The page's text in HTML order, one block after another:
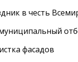
в честь
фасадов